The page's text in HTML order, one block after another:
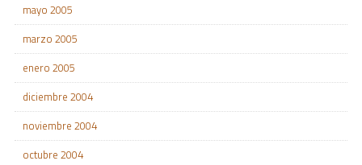
mayo 2005
marzo 2005
enero 2005
diciembre 2004
noviembre 2004
octubre 2004